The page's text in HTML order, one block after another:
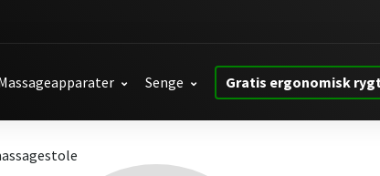
Senge Gratis ergonomisk